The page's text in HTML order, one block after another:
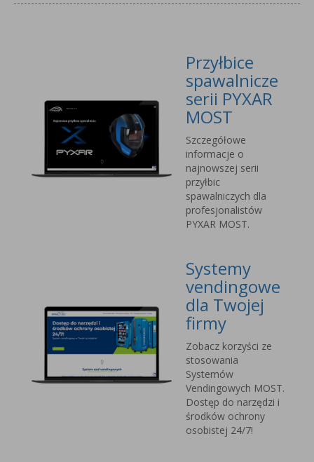
Przyłbice
spawalnicze
serii PYXAR
MOST
Szczegółowe
informacje o
najnowszej serii
przyłbic
spawalniczych dla
profesjonalistów
PYXAR MOST.
Systemy
vendingowe
dla Twojej
firmy
Zobacz korzyści ze
stosowania
Systemów
Vendingowych MOST.
Dostęp do narzędzi i
środków ochrony
osobistej 24/7!